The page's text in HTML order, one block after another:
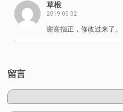
草根
2019-05-02
谢谢指正，修改过来了。
留言